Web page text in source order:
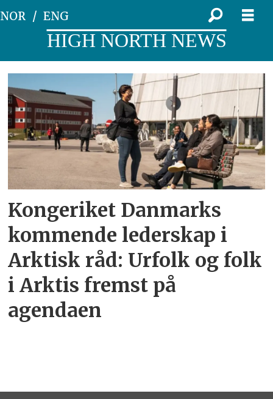
NOR ENG
HIGH NORTH NEWS
Tag:
formannskapsprogram
Kongeriket Danmarks
kommende lederskap i
Arktisk råd: Urfolk og folk
i Arktis fremst på
agendaen